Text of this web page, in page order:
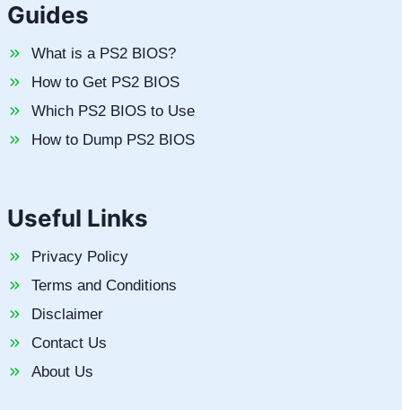
Guides
What is a PS2 BIOS?
How to Get PS2 BIOS
Which PS2 BIOS to Use
How to Dump PS2 BIOS
Useful Links
Privacy Policy
Terms and Conditions
Disclaimer
Contact Us
About Us